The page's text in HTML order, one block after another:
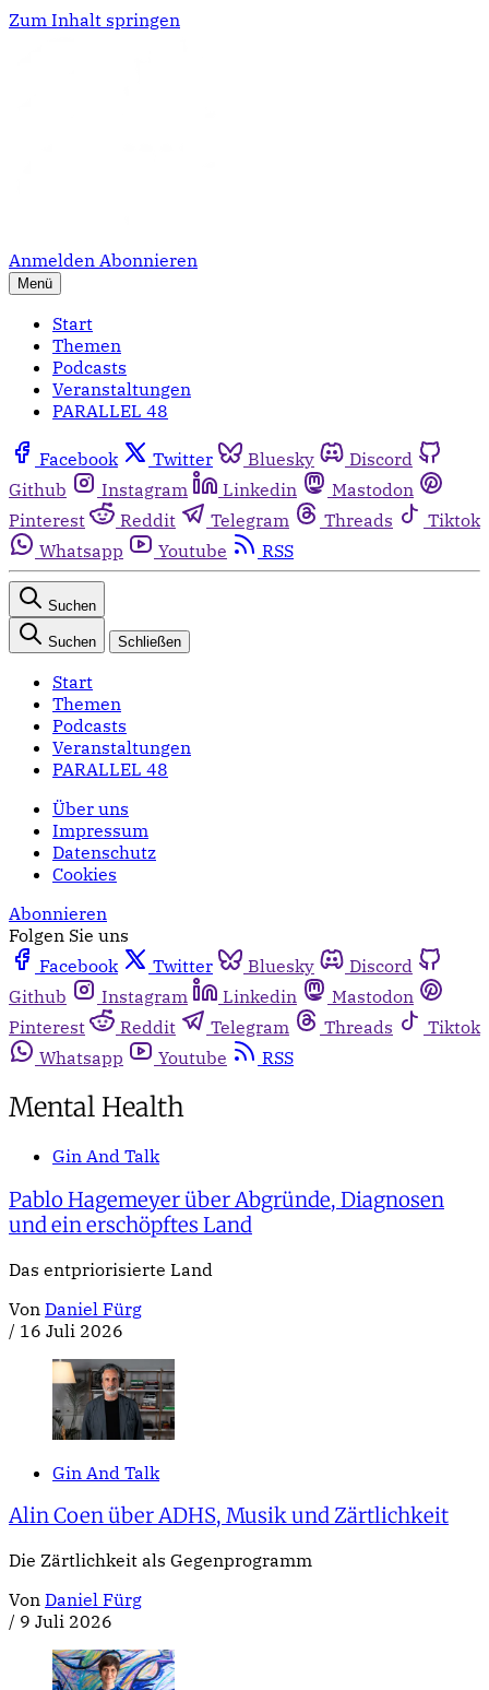
Zum Inhalt springen
Anmelden Abonnieren
Menü
Start
Themen
Podcasts
Veranstaltungen
PARALLEL 48
Facebook Twitter Bluesky
Discord
Github
Instagram Linkedin
Mastodon
Pinterest
Reddit Telegram Threads
Tiktok
Whatsapp
Youtube RSS
Suchen
Suchen Schließen
Start
Themen
Podcasts
Veranstaltungen
PARALLEL 48
Über uns
Impressum
Datenschutz
Cookies
Abonnieren
Folgen Sie uns
Facebook
Twitter Bluesky
Discord
Github
Instagram Linkedin
Mastodon
Pinterest
Reddit Telegram Threads
Tiktok
Whatsapp
Youtube RSS
Mental Health
Gin And Talk
Pablo Hagemeyer über Abgründe, Diagnosen
und ein erschöpftes Land
Das entpriorisierte Land
Von Daniel Fürg
/ 16 Juli 2026
Gin And Talk
Alin Coen über ADHS, Musik und Zärtlichkeit
Die Zärtlichkeit als Gegenprogramm
Von Daniel Fürg
/ 9 Juli 2026